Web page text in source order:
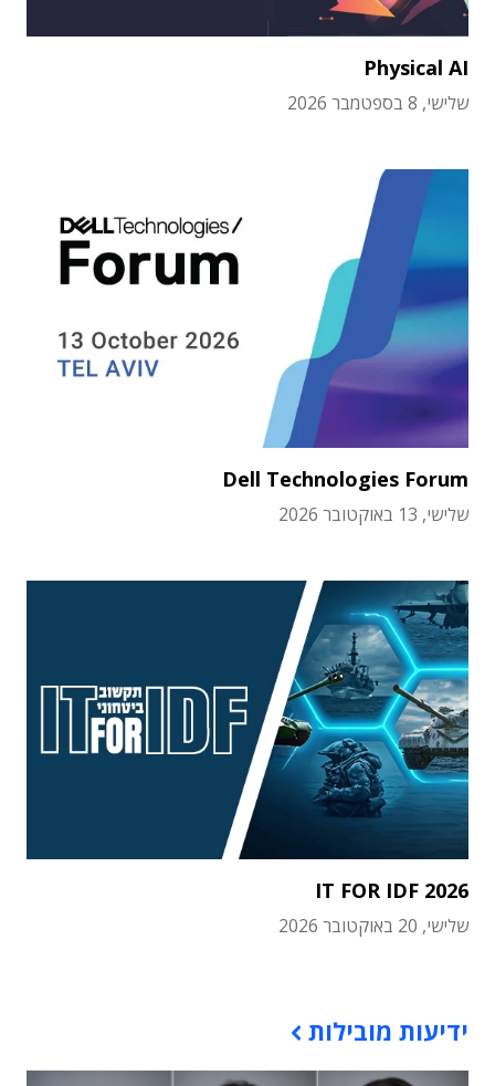
Physical AI
שלישי, 8 בספטמבר 2026
Dell Technologies Forum
שלישי, 13 באוקטובר 2026
IT FOR IDF 2026
שלישי, 20 באוקטובר 2026
ידיעות מובילות